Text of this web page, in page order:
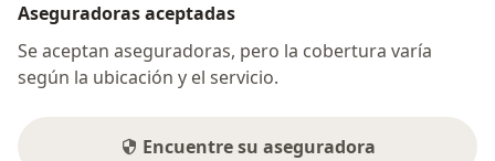
Aseguradoras aceptadas
Se aceptan aseguradoras, pero la cobertura varía
según la ubicación y el servicio.
Encuentre su aseguradora